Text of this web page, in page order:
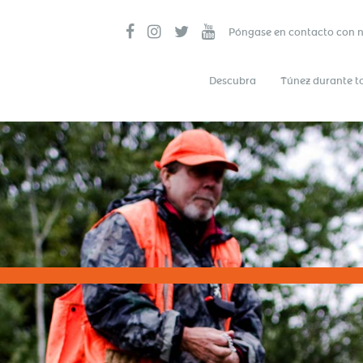
Póngase en contacto con
Descubra Túnez durante